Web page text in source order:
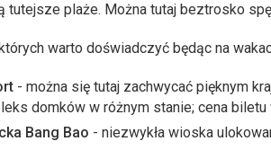
tutejsze plaże. Można tutaj beztrosko
warto doświadczyć będąc na
- można się tutaj zachwycać pięknym
domków w różnym stanie; cena biletu
Bang Bao - niezwykła wioska